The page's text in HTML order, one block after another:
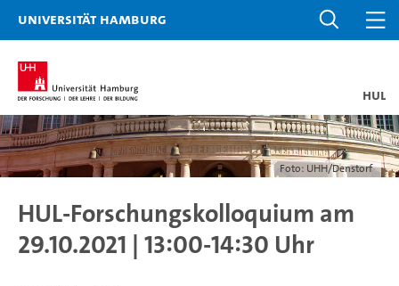
Universität Hamburg
HUL
Foto: UHH/Denstorf
HUL-Forschungskolloquium am
29.10.2021 | 13:00-14:30 Uhr